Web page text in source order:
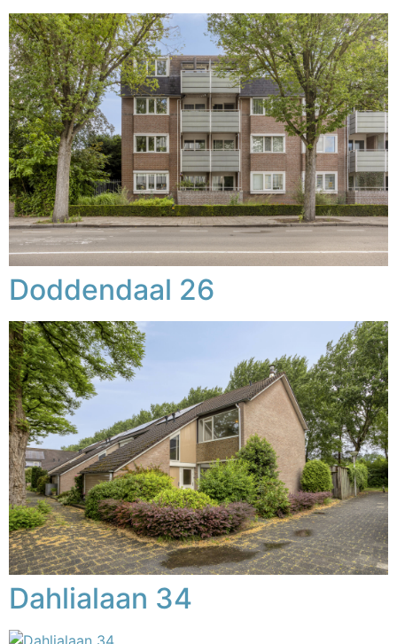
Doddendaal 26
Dahlialaan 34